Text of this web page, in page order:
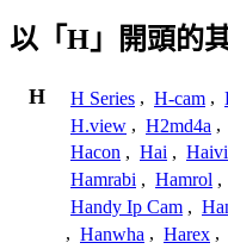
以「H」開頭的
H H Series , H-cam ,
H.view , H2md4a ,
Hacon , Hai ,
Hamrabi , Hamrol ,
Handy Ip Cam ,
, Hanwha , Harex ,